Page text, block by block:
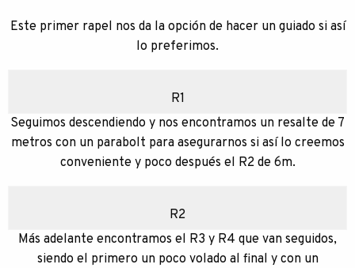
Este primer rapel nos da la opción de hacer un guiado si así
lo preferimos.
R1
Seguimos descendiendo y nos encontramos un resalte de 7
metros con un parabolt para asegurarnos si así lo creemos
conveniente y poco después el R2 de 6m.
R2
Más adelante encontramos el R3 y R4 que van seguidos,
siendo el primero un poco volado al final y con un